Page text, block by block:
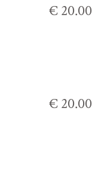
€ 20.00
€ 20.00